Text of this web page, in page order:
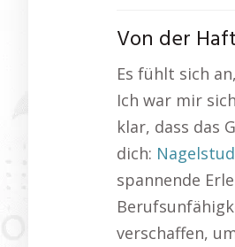
Von der
Es fühlt sich
Ich war mir
klar, dass das
dich:
spannende
verschaffen,